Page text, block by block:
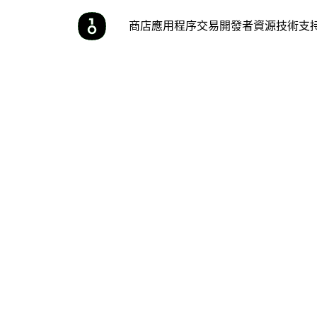
商店應用程序交易開發者資源技術支